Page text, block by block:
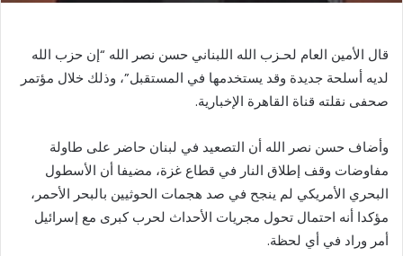
قال الأمين العام لحـزب الله اللبناني حسن نصر الله “إن حزب الله
لديه أسلحة جديدة وقد يستخدمها في المستقبل”، وذلك خلال مؤتمر
صحفى نقلته قناة القاهرة الإخبارية.
وأضاف حسن نصر الله أن التصعيد في لبنان حاضر على طاولة
مفاوضات وقف إطلاق النار في قطاع غزة، مضيفا أن الأسطول
البحري الأمريكي لم ينجح في صد هجمات الحوثيين بالبحر الأحمر،
مؤكدا أنه احتمال تحول مجريات الأحداث لحرب كبرى مع إسرائيل
أمر وراد في أي لحظة.